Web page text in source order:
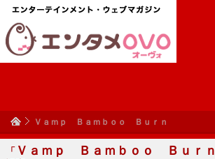
Ｖａｍｐ Ｂａｍｂｏｏ Ｂｕｒｎ
「 Ｖａｍｐ Ｂａｍｂｏｏ Ｂｕｒｎ